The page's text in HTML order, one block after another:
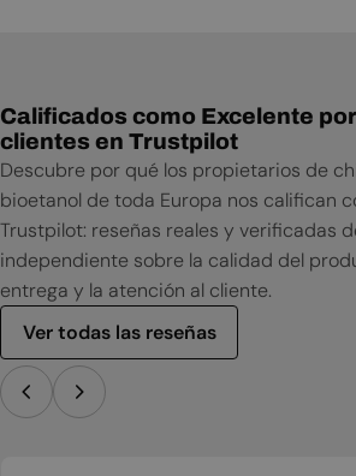
Calificados como Excelente
clientes en Trustpilot
Descubre por qué los propietarios de
bioetanol de toda Europa nos califican
Trustpilot: reseñas reales y verificadas
independiente sobre la calidad del
entrega y la atención al cliente.
Ver todas las reseñas